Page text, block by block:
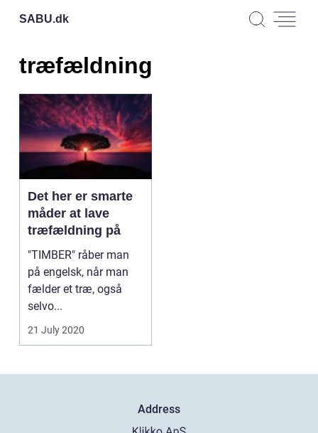
SABU.dk
træfældning
Det her er smarte
måder at lave
træfældning på
"TIMBER" råber man
på engelsk, når man
fælder et træ, også
selvo...
21 July 2020
Address